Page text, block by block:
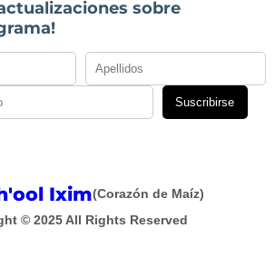
sobre
Suscribirse
Ixim(Corazón de Maíz)
© 2025 All Rights Reserved